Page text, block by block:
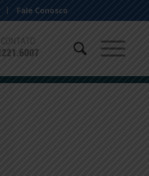
Fale Conosco